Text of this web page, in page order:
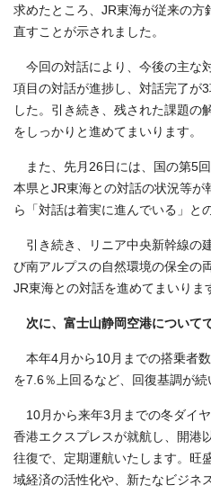
求めたところ、JR東海が従来の方
直すことが示されました。
今回の対話により、今後の主な
項目の対話が進捗し、対話完了が
した。引き続き、残された課題の
をしっかりと進めてまいります。
また、先月26日には、国の第5回
本県とJR東海との対話の状況等が
ら「対話は着実に進んでいる」と
引き続き、リニア中央新幹線の
び南アルプスの自然環境の保全の
JR東海との対話を進めてまいりま
次に、富士山静岡空港について
本年4月から10月までの搭乗者
を7.6％上回るなど、回復基調が続
10月から来年3月までの冬ダイ
香港エクスプレスが就航し、開港
往復で、定期運航いたします。旺
域経済の活性化や、新たなビジネ